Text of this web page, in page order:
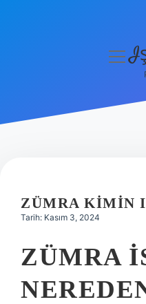
ZÜMRA KIMIN
Tarih: Kasım 3, 2024
ZÜMRA